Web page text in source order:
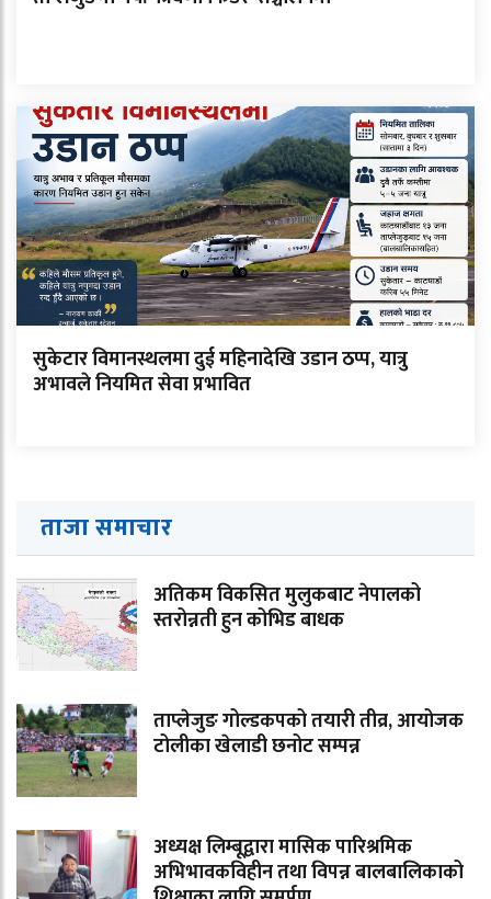
सुकेटार विमानस्थलमा दुई महिनादेखि उडान ठप्प, यात्रु
अभावले नियमित सेवा प्रभावित
ताजा समाचार
अतिकम विकसित मुलुकबाट नेपालको
स्तरोन्नती हुन कोभिड बाधक
ताप्लेजुङ गोल्डकपको तयारी तीव्र, आयोजक
टोलीका खेलाडी छनोट सम्पन्न
अध्यक्ष लिम्बूद्वारा मासिक पारिश्रमिक
अभिभावकविहीन तथा विपन्न बालबालिकाको